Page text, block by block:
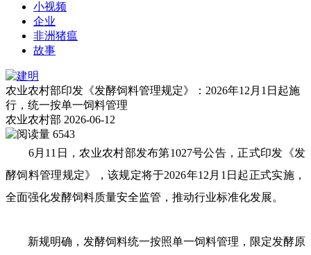
小视频
企业
非洲猪瘟
故事
农业农村部印发《发酵饲料管理规定》：2026年12月1日起施
行，统一按单一饲料管理
农业农村部 2026-06-12
6543
6月11日，农业农村部发布第1027号公告，正式印发《发
酵饲料管理规定》，该规定将于2026年12月1日起正式实施，
全面强化发酵饲料质量安全监管，推动行业标准化发展。
新规明确，发酵饲料统一按照单一饲料管理，限定发酵原